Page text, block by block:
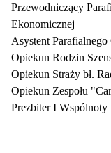
Przewodniczący
Ekonomicznej
Asystent
Opiekun Rodzin
Opiekun Straży bł.
Opiekun Zespołu
Prezbiter I Wspólnoty